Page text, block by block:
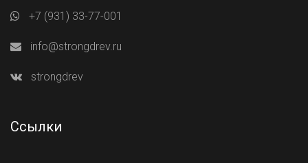
+7 (931) 33-77-001
info@strongdrev.ru
strongdrev
Ссылки